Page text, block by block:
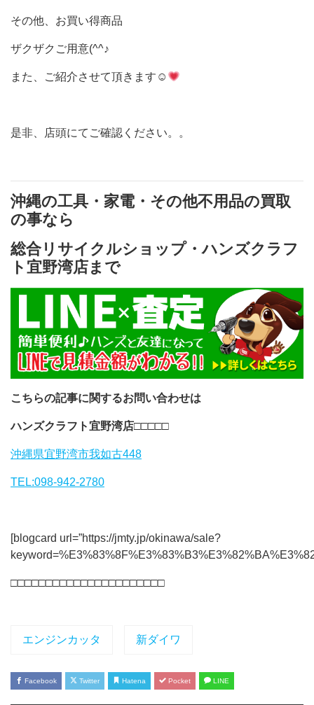
その他、お買い得商品
ザクザクご用意(^^♪
また、ご紹介させて頂きます☺
是非、店頭にてご確認ください。。
沖縄の工具・家電・その他不用品の買取
の事なら
総合リサイクルショップ・ハンズクラフ
ト宜野湾店まで
こちらの記事に関するお問い合わせは
ハンズクラフト宜野湾店□□□□□
沖縄県宜野湾市我如古448
TEL:098-942-2780
[blogcard url=”https://jmty.jp/okinawa/sale?
□□□□□□□□□□□□□□□□□□□□□□
エンジンカッタ 新ダイワ
Facebook Twitter Hatena Pocket LINE